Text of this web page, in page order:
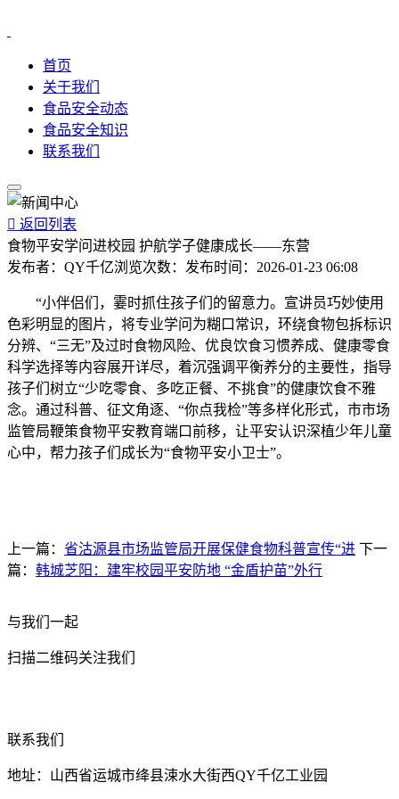
首页
关于我们
食品安全动态
食品安全知识
联系我们
 返回列表
食物平安学问进校园 护航学子健康成长——东营
发布者： QY千亿浏览次数： 发布时间： 2026-01-23 06:08
“小伴侣们，霎时抓住孩子们的留意力。宣讲员巧妙使用
色彩明显的图片，将专业学问为糊口常识，环绕食物包拆标识
分辨、“三无”及过时食物风险、优良饮食习惯养成、健康零食
科学选择等内容展开详尽，着沉强调平衡养分的主要性，指导
孩子们树立“少吃零食、多吃正餐、不挑食”的健康饮食不雅
念。通过科普、征文角逐、“你点我检”等多样化形式，市市场
监管局鞭策食物平安教育端口前移，让平安认识深植少年儿童
心中，帮力孩子们成长为“食物平安小卫士”。
上一篇： 省沽源县市场监管局开展保健食物科普宣传“进 下一
篇： 韩城芝阳：建牢校园平安防地 “金盾护苗”外行
与我们一起
扫描二维码关注我们
联系我们
地址：山西省运城市绛县涑水大街西QY千亿工业园